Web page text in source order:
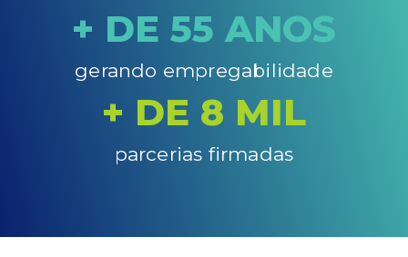
gerando empregabilidade
+ DE 55 ANOS
parcerias firmadas
+ DE 8 MIL